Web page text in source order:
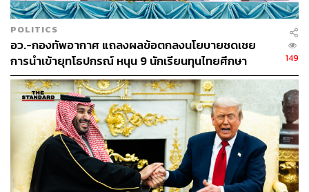
POLITICS
อว.-กองทัพอากาศ แถลงผลข้อตกลงนโยบายชดเชย
การนำเข้ายุทโธปกรณ์ หนุน 9 นักเรียนทุนไทยศึกษา
เทคโนโลยีจากสวีเดน
149